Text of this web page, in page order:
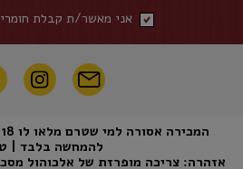
אני מאשר/ת קבלת
להמחשה בלבד |
אזהרה: צריכה מופרזת של אלכוהול